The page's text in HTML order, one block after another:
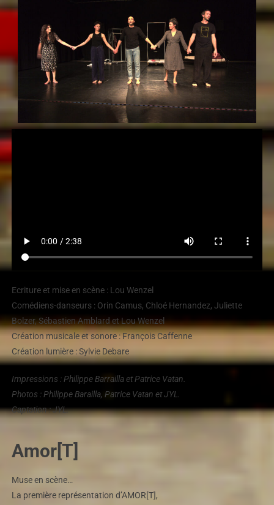
Ecriture et mise en scène : Lou Wenzel
Comédiens-danseurs : Orin Camus, Chloé Hernandez, Juliette
Bolzer, Sébastien Amblard et Lou Wenzel
Création musicale et sonore : François Caffenne
Création lumière : Sylvie Debare
Impressions : Philippe Barrailla et Patrice Vatan.
Photos : Philippe Barailla, Patrice Vatan et JYL.
Captation : JYL.
Amor[T]
Muse en scène…
La première représentation d’AMOR[T],